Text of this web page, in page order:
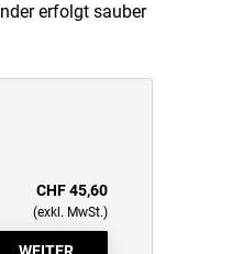
erfolgt sauber
CHF 45,60
(exkl. MwSt.)